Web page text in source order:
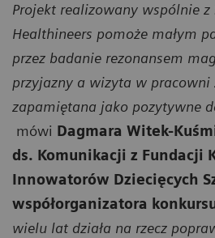
Projekt realizowany wspólnie z
Healthineers pomoże małym
przez badanie rezonansem
przyjazny a wizyta w pracowni
zapamiętana jako pozytywne
mówi Dagmara Witek-
ds. Komunikacji z Fundacji
Innowatorów Dziecięcych
współorganizatora
wielu lat działa na rzecz